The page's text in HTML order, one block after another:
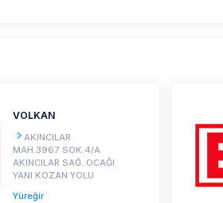
VOLKAN
AKINCILAR
MAH.3967 SOK.4/A
AKINCILAR SAĞ. OCAĞI
YANI KOZAN YOLU
Yüreğir